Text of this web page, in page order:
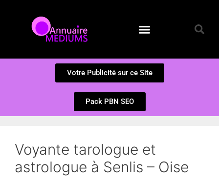
Votre Publicité sur ce Site
Pack PBN SEO
Voyante tarologue et
astrologue à Senlis – Oise